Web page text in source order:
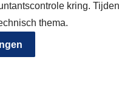
kring.
thema.